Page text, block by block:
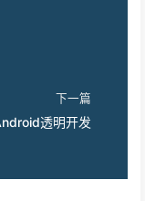
下一篇
透明开发